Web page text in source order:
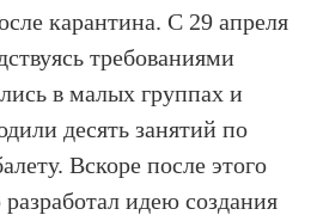
карантина. С 29 апреля
требованиями
в малых группах и
десять занятий по
Вскоре после этого
идею создания